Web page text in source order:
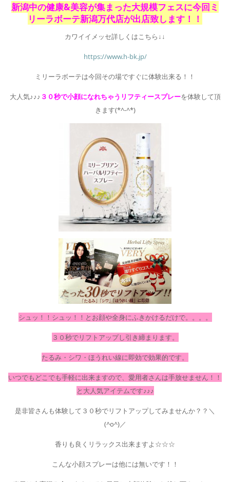
新潟中の健康&美容が集まった大規模フェスに今回ミ
リーラボーテ新潟万代店が出店致します！！
カワイイメッセ詳しくはこちら↓↓
https://www.h-bk.jp/
ミリーラボーテは今回その場ですぐに体験出来る！！
大人気♪♪♪ ３０秒で小顔になれちゃうリフティースプレーを体験して頂
きます(*^-^*)
シュッ！！シュッ！！とお顔や全身にふきかけるだけで。。。。
３０秒でリフトアップし引き締まります。
たるみ・シワ・ほうれい線に即効で効果的です。
いつでもどこでも手軽に出来ますので、愛用者さんは手放せません！！
と大人気アイテムです♪♪♪
是非皆さんも体験して３０秒でリフトアップしてみませんか？？＼
(^o^)／
香りも良くリラックス出来ますよ☆☆☆
こんな小顔スプレーは他には無いです！！